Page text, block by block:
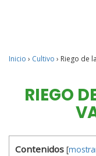
Inicio › Cultivo › Riego de
RIEGO
Contenidos [